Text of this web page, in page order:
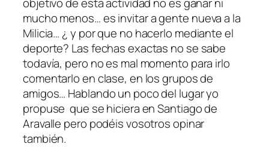
mucho menos… esinvitar a gente nueva a la
Milicia… ¿ y por que no hacerlo mediante el
deporte? Las fechas exactas no se sabe
todavía, pero no es mal momento para irlo
comentarlo en clase, en los grupos de
amigos… Hablando un poco del lugar yo
propuse que se hiciera en Santiago de
Aravalle pero podéis vosotros opinar
también.